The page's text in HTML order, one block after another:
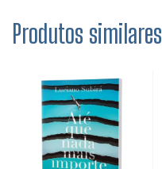
Produtos similares